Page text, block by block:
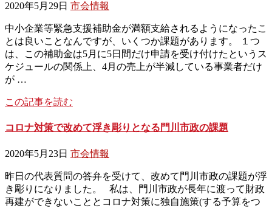
2020年5月29日 市会情報
中小企業等緊急支援補助金が満額支給されるようになったこ
とは良いことなんですが、いくつか課題があります。 １つ
は、この補助金は5月に5日間だけ申請を受け付けたというス
ケジュールの関係上、4月の売上が半減している事業者だけ
が …
この記事を読む
コロナ対策で改めて浮き彫りとなる門川市政の課題
2020年5月23日 市会情報
昨日の代表質問の答弁を受けて、改めて門川市政の課題が浮
き彫りになりました。 私は、門川市政が長年に渡って財政
再建ができないこととコロナ対策に独自施策(する予算をつ